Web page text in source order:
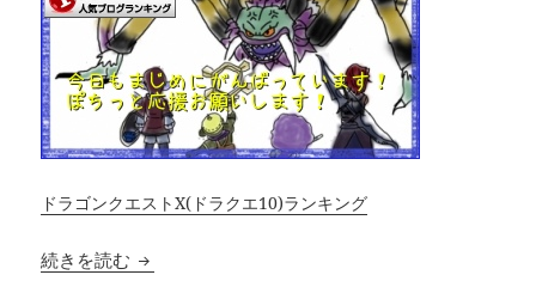
ドラゴンクエストX(ドラクエ10)ランキング
続きを読む 急ぐのが吉！？週課情報まとめ【9月21日朝刊】